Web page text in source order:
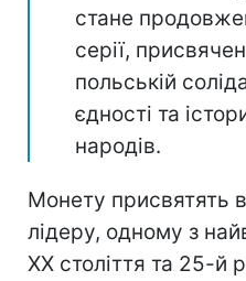
стане
серії,
польській
єдності та
народів.
Монету присвятять
лідеру, одному з
ХХ століття та 25-й